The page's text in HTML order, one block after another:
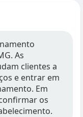
As
clientes a
e entrar em
Em
os